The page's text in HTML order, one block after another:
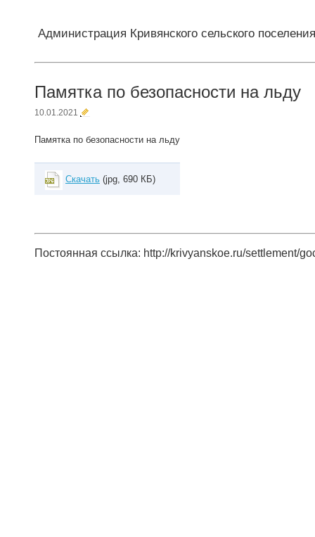
Администрация Кривянского сельского поселения
Памятка по безопасности на льду
10.01.2021
Памятка по безопасности на льду
Скачать (jpg, 690 КБ)
Постоянная ссылка: http://krivyanskoe.ru/settlement/